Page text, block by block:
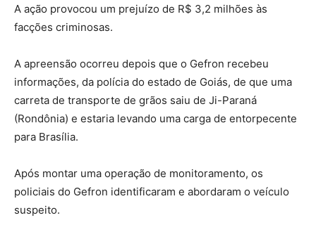
A ação provocou um prejuízo de R$ 3,2 milhões às
facções criminosas.
A apreensão ocorreu depois que o Gefron recebeu
informações, da polícia do estado de Goiás, de que uma
carreta de transporte de grãos saiu de Ji-Paraná
(Rondônia) e estaria levando uma carga de entorpecente
para Brasília.
Após montar uma operação de monitoramento, os
policiais do Gefron identificaram e abordaram o veículo
suspeito.